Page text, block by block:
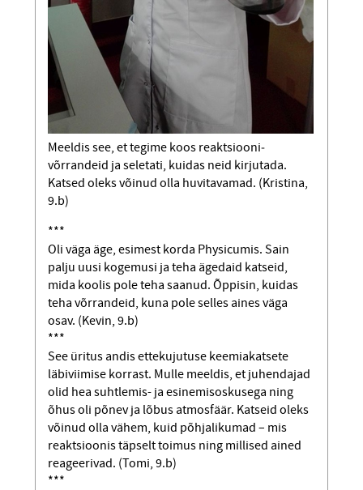
Meeldis see, et tegime koos reaktsiooni­
võrrandeid ja seletati, kuidas neid kirjutada.
Katsed oleks võinud olla huvitavamad. (Kristina,
9.b)
***
Oli väga äge, esimest korda Physicumis. Sain
palju uusi kogemusi ja teha ägedaid katseid,
mida koolis pole teha saanud. Õppisin, kuidas
teha võrrandeid, kuna pole selles aines väga
osav. (Kevin, 9.b)
***
See üritus andis ettekujutuse keemiakatsete
läbiviimise korrast. Mulle meeldis, et juhendajad
olid hea suhtlemis- ja esinemisoskusega ning
õhus oli põnev ja lõbus atmosfäär. Katseid oleks
võinud olla vähem, kuid põhjalikumad – mis
reaktsioo­nis täpselt toimus ning millised ained
reageerivad. (Tomi, 9.b)
***